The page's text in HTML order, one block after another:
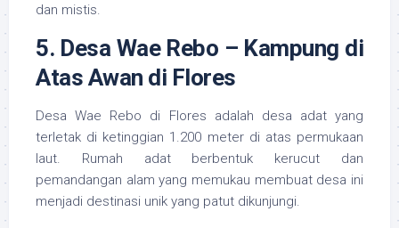
dan mistis.
5. Desa Wae Rebo – Kampung di
Atas Awan di Flores
Desa Wae Rebo di Flores adalah desa adat yang
terletak di ketinggian 1.200 meter di atas permukaan
laut. Rumah adat berbentuk kerucut dan
pemandangan alam yang memukau membuat desa ini
menjadi destinasi unik yang patut dikunjungi.